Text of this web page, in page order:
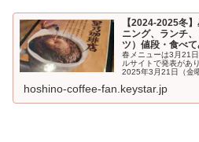
【2024-2025冬
ニング、ランチ
ツ）値段・食べ
春メニューは3月21
ルサイトで発表があ
2025年3月21日（金
hoshino-coffee-fan.keystar.jp